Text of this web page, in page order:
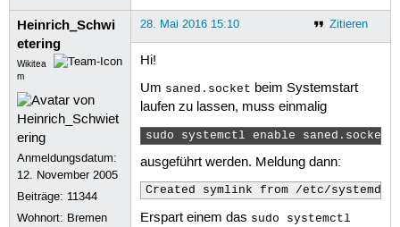
Heinrich_Schwi
etering
Wikitea
m
Anmeldungsdatum:
12. November 2005
Beiträge: 11344
Wohnort: Bremen
Zitieren
28. Mai 2016 15:10
Hi!
Um saned.socket beim Systemstart
laufen zu lassen, muss einmalig
sudo systemctl enable saned.socket
ausgeführt werden. Meldung dann:
Created symlink from /etc/systemd/
Erspart einem das sudo systemctl